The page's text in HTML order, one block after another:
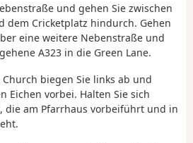
und gehen Sie zwischen
dem Cricketplatz hindurch. Gehen
eine weitere Nebenstraße und
A323 in die Green Lane.
Church biegen Sie links ab und
Eichen vorbei. Halten Sie sich
die am Pfarrhaus vorbeiführt und in